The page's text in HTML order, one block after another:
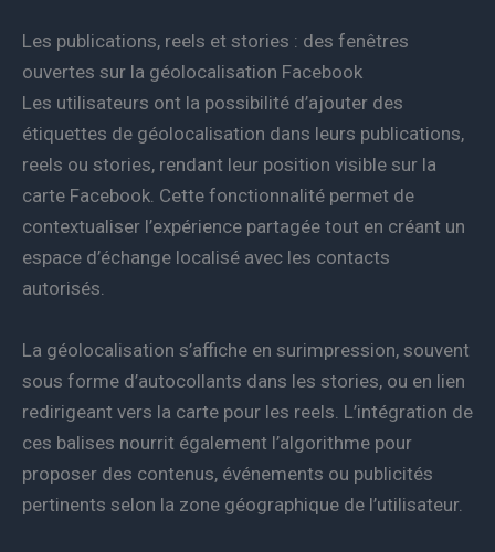
Les publications, reels et stories : des fenêtres
ouvertes sur la géolocalisation Facebook
Les utilisateurs ont la possibilité d’ajouter des
étiquettes de géolocalisation dans leurs publications,
reels ou stories, rendant leur position visible sur la
carte Facebook. Cette fonctionnalité permet de
contextualiser l’expérience partagée tout en créant un
espace d’échange localisé avec les contacts
autorisés.
La géolocalisation s’affiche en surimpression, souvent
sous forme d’autocollants dans les stories, ou en lien
redirigeant vers la carte pour les reels. L’intégration de
ces balises nourrit également l’algorithme pour
proposer des contenus, événements ou publicités
pertinents selon la zone géographique de l’utilisateur.